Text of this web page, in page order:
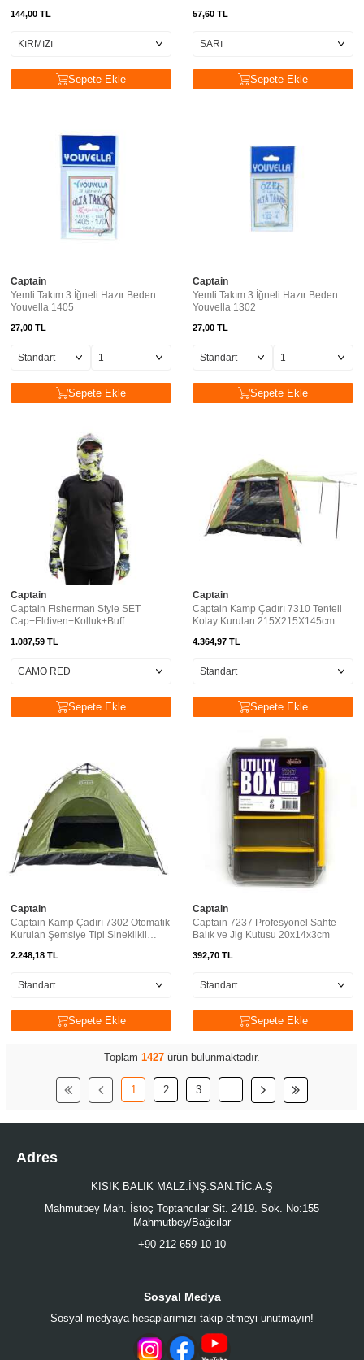
144,00 TL
Sepete Ekle
57,60 TL
Sepete Ekle
Captain
Yemli Takım 3 İğneli Hazır Beden
Youvella 1405
27,00 TL
Sepete Ekle
Captain
Yemli Takım 3 İğneli Hazır Beden
Youvella 1302
27,00 TL
Sepete Ekle
Captain
Captain Fisherman Style SET
Cap+Eldiven+Kolluk+Buff
1.087,59 TL
Sepete Ekle
Captain
Captain Kamp Çadırı 7310 Tenteli
Kolay Kurulan 215X215X145cm
4.364,97 TL
Sepete Ekle
Captain
Captain Kamp Çadırı 7302 Otomatik
Kurulan Şemsiye Tipi Sineklikli
2.248,18 TL
Sepete Ekle
Captain
Captain 7237 Profesyonel Sahte
Balık ve Jig Kutusu 20x14x3cm
392,70 TL
Sepete Ekle
Toplam 1427 ürün bulunmaktadır.
1 2 3 …
Adres
KISIK BALIK MALZ.İNŞ.SAN.TİC.A.Ş
Mahmutbey Mah. İstoç Toptancılar Sit. 2419. Sok. No:155
Mahmutbey/Bağcılar
+90 212 659 10 10
Sosyal Medya
Sosyal medyaya hesaplarımızı takip etmeyi unutmayın!